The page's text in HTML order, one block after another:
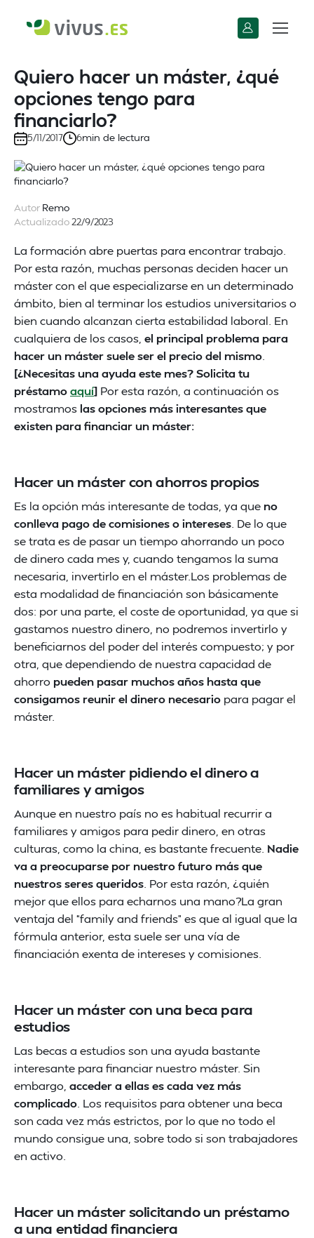
Quiero hacer un máster, ¿qué
opciones tengo para
financiarlo?
5/11/2017 6min de lectura
Autor Remo
Actualizado22/9/2023
La formación abre puertas para encontrar trabajo.
Por esta razón, muchas personas deciden hacer un
máster con el que especializarse en un determinado
ámbito, bien al terminar los estudios universitarios o
bien cuando alcanzan cierta estabilidad laboral. En
cualquiera de los casos, el principal problema para
hacer un máster suele ser el precio del mismo
[¿Necesitas una ayuda este mes? Solicita tu
préstamoaquí] Por esta razón, a continuación os
mostramos las opciones más interesantes que
existen para financiar un máster:
Hacer un máster con ahorros propios
Es la opción más interesante de todas, ya que no
conlleva pago de comisiones o intereses . De lo que
se trata es de pasar un tiempo ahorrando un poco
de dinero cada mes y, cuando tengamos la suma
necesaria, invertirlo en el máster.Los problemas de
esta modalidad de financiación son básicamente
dos: por una parte, el coste de oportunidad, ya que si
gastamos nuestro dinero, no podremos invertirlo y
beneficiarnos del poder del interés compuesto; y por
otra, que dependiendo de nuestra capacidad de
ahorro pueden pasar muchos años hasta que
consigamos reunir el dinero necesario para pagar el
máster.
Hacer un máster pidiendo el dinero a
familiares y amigos
Aunque en nuestro país no es habitual recurrir a
familiares y amigos para pedir dinero, en otras
culturas, como la china, es bastante frecuente. Nadie
va a preocuparse por nuestro futuro más que
nuestros seres queridos . Por esta razón, ¿quién
mejor que ellos para echarnos una mano?La gran
ventaja del “family and friends” es que al igual que la
fórmula anterior, esta suele ser una vía de
financiación exenta de intereses y comisiones.
Hacer un máster con una beca para
estudios
Las becas a estudios son una ayuda bastante
interesante para financiar nuestro máster. Sin
embargo, acceder a ellas es cada vez más
complicado . Los requisitos para obtener una beca
son cada vez más estrictos, por lo que no todo el
mundo consigue una, sobre todo si son trabajadores
en activo.
Hacer un máster solicitando un préstamo
a una entidad financiera